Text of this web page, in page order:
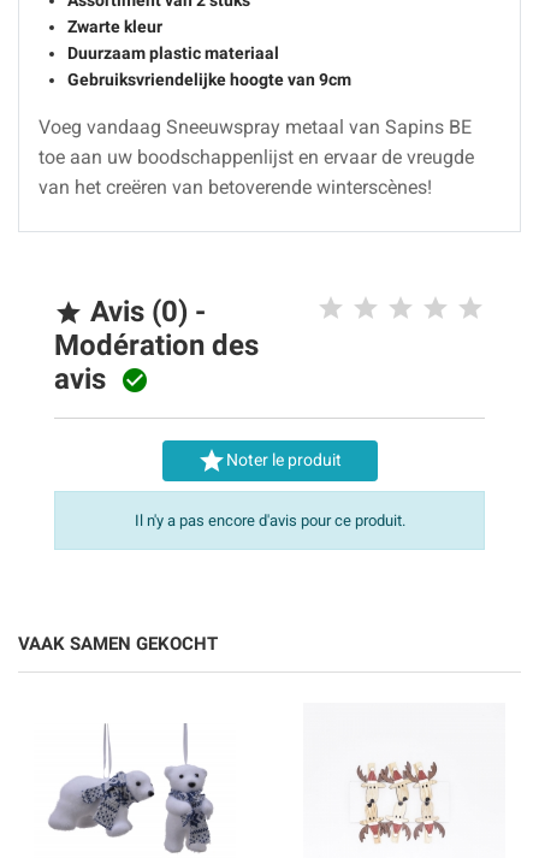
Zwarte kleur
Duurzaam plastic materiaal
Gebruiksvriendelijke hoogte van 9cm
Voeg vandaag Sneeuwspray metaal van Sapins BE
toe aan uw boodschappenlijst en ervaar de vreugde
van het creëren van betoverende winterscènes!
 Avis (0) -
Modération des
avis 
Noter le produit
Il n'y a pas encore d'avis pour ce produit.
VAAK SAMEN GEKOCHT